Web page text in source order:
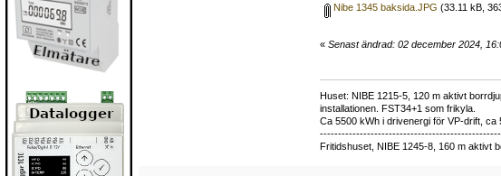
Nibe 1345 baksida.JPG (33.11 kB,
« Senast ändrad: 02 december 2024,
Huset: NIBE 1215-5, 120 m aktivt
installationen. FST34+1 som frikyla.
Ca 5500 kWh i drivenergi för VP-drift,
Fritidshuset, NIBE 1245-8, 160 m aktivt